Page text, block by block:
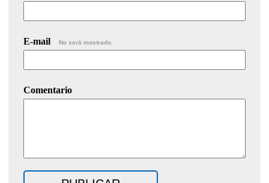
E-mail No será mostrado.
Comentario